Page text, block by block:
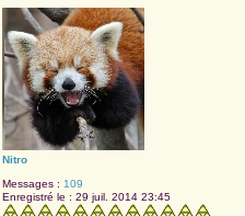
Nitro
Messages : 109
Enregistré le : 29 juil. 2014 23:45